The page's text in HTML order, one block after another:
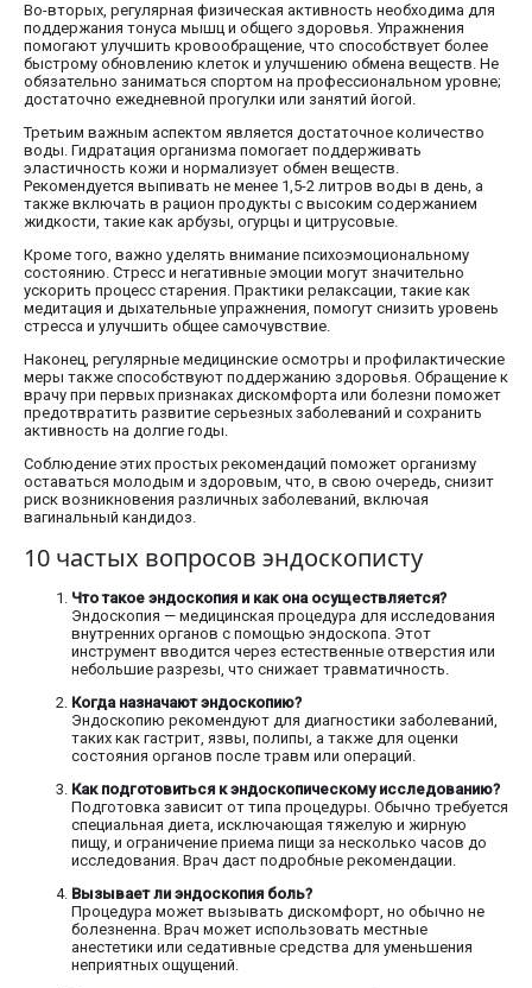
Во-вторых, регулярная физическая активность необходима для
поддержания тонуса мышц и общего здоровья. Упражнения
помогают улучшить кровообращение, что способствует более
быстрому обновлению клеток и улучшению обмена веществ. Не
обязательно заниматься спортом на профессиональном уровне;
достаточно ежедневной прогулки или занятий йогой.
Третьим важным аспектом является достаточное количество
воды. Гидратация организма помогает поддерживать
эластичность кожи и нормализует обмен веществ.
Рекомендуется выпивать не менее 1,5-2 литров воды в день, а
также включать в рацион продукты с высоким содержанием
жидкости, такие как арбузы, огурцы и цитрусовые.
Кроме того, важно уделять внимание психоэмоциональному
состоянию. Стресс и негативные эмоции могут значительно
ускорить процесс старения. Практики релаксации, такие как
медитация и дыхательные упражнения, помогут снизить уровень
стресса и улучшить общее самочувствие.
Наконец, регулярные медицинские осмотры и профилактические
меры также способствуют поддержанию здоровья. Обращение к
врачу при первых признаках дискомфорта или болезни поможет
предотвратить развитие серьезных заболеваний и сохранить
активность на долгие годы.
Соблюдение этих простых рекомендаций поможет организму
оставаться молодым и здоровым, что, в свою очередь, снизит
риск возникновения различных заболеваний, включая
вагинальный кандидоз.
10 частых вопросов эндоскописту
Что такое эндоскопия и как она осуществляется?
Эндоскопия — медицинская процедура для исследования
внутренних органов с помощью эндоскопа. Этот
инструмент вводится через естественные отверстия или
небольшие разрезы, что снижает травматичность.
Когда назначают эндоскопию?
Эндоскопию рекомендуют для диагностики заболеваний,
таких как гастрит, язвы, полипы, а также для оценки
состояния органов после травм или операций.
Как подготовиться к эндоскопическому исследованию?
Подготовка зависит от типа процедуры. Обычно требуется
специальная диета, исключающая тяжелую и жирную
пищу, и ограничение приема пищи за несколько часов до
исследования. Врач даст подробные рекомендации.
Вызывает ли эндоскопия боль?
Процедура может вызывать дискомфорт, но обычно не
болезненна. Врач может использовать местные
анестетики или седативные средства для уменьшения
неприятных ощущений.